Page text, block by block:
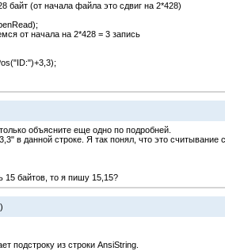
байт (от начала файла это сдвиг на 2*428)
от начала на 2*428 = 3 запись
объясните еще одно по подробней.
в данной строке. Я так понял, что это
15 байтов, то я пишу 15,15?
подстроку из строки AnsiString.